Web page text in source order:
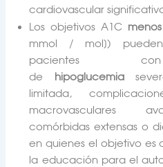
cardiovascular
Los objetivos A1C
mmol / mol])
pacientes
de
hipoglucemia
limitada,
macrovasculares
comórbidas extensas o
en quienes el objetivo es
la educación para el